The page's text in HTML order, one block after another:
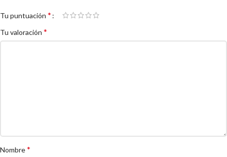
Tu puntuación *
Tu valoración *
Nombre*